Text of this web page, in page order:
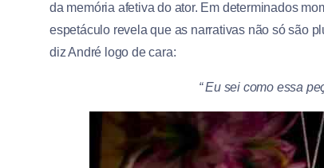
da memória afetiva do ator. Em determinados
espetáculo revela que as narrativas não só são
diz André logo de cara:
“ Eu sei como essa